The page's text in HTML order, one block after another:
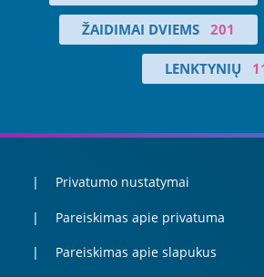
ŽAIDIMAI DVIEMS 201
LENKTYNIŲ
Privatumo nustatymai
Pareiskimas apie privatuma
Pareiskimas apie slapukus